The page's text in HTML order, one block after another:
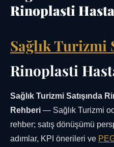
Rinoplasti
Sağlık Turizmi
Rinoplasti
Sağlık Turizmi Satışında
Rehberi — Sağlık Turizmi
rehber; satış dönüşümü
adımlar, KPI önerileri ve